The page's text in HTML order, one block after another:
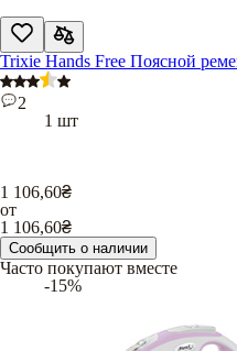
Trixie Hands Free Поясной
2
1 шт
1 106,60₴
от
1 106,60₴
Сообщить о наличии
Часто покупают вместе
-15%